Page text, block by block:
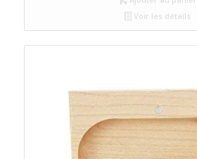
Voir les détails